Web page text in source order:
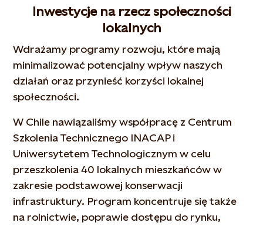
Inwestycje na rzecz społeczności
lokalnych
Wdrażamy programy rozwoju, które mają
minimalizować potencjalny wpływ naszych
działań oraz przynieść korzyści lokalnej
społeczności.
W Chile nawiązaliśmy współpracę z Centrum
Szkolenia Technicznego INACAP i
Uniwersytetem Technologicznym w celu
przeszkolenia 40 lokalnych mieszkańców w
zakresie podstawowej konserwacji
infrastruktury. Program koncentruje się także
na rolnictwie, poprawie dostępu do rynku,